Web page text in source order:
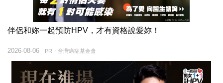
伴侶和妳一起預防HPV，才有資格說愛妳！
PR・台灣癌症基金會
2026-08-06